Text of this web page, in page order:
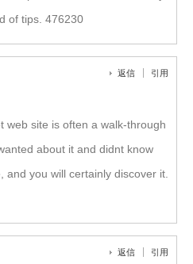
of tips. 476230
返信 引用
web site is often a walk-through
about it and didnt know
you will certainly discover it.
返信 引用